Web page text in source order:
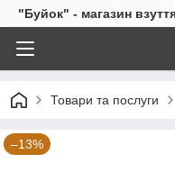
"Буйок" - магазин
Товари та послуги
–13%